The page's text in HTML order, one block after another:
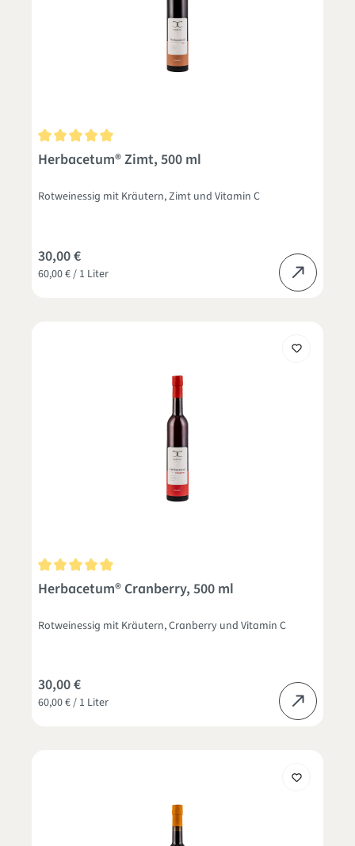
Durchschnittliche Bewertung von 5 von 5 Sternen
Herbacetum® Zimt, 500 ml
Rotweinessig mit Kräutern, Zimt und Vitamin C
60,00 € / 1 Liter
30,00 €
Durchschnittliche Bewertung von 5 von 5 Sternen
Herbacetum® Cranberry, 500 ml
Rotweinessig mit Kräutern, Cranberry und Vitamin C
60,00 € / 1 Liter
30,00 €